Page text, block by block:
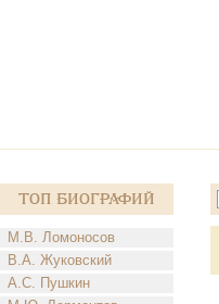
Топ Биографий
М.В. Ломоносов
В.А. Жуковский
А.С. Пушкин